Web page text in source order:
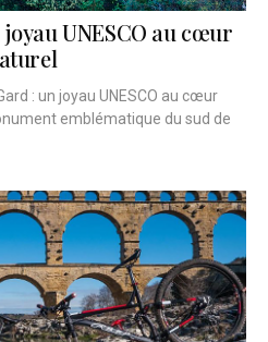
UNESCO au cœur
: un joyau UNESCO au cœur
emblématique du sud de